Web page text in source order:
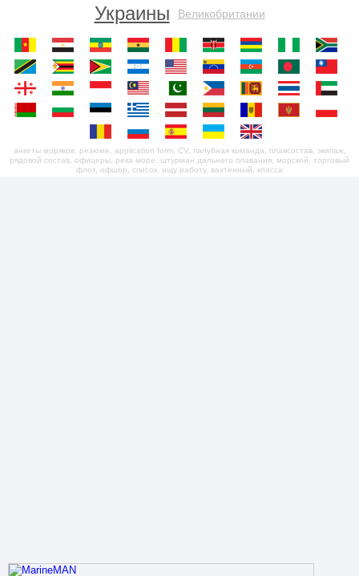
Украины Великобритании
анкеты моряков, резюме, application form, CV, палубная команда, плавсостав, экипаж,
рядовой состав, офицеры, река море, штурман дальнего плавания, морской, торговый
флот, офшор, список, ищу работу, вахтенный, класса